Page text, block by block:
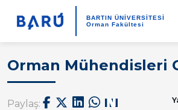
BARTIN ÜNİVERSİTESİ
Orman Fakültesi
Orman Mühendisleri
Paylaş: